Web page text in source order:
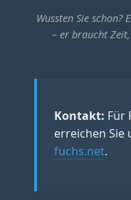
Wussten Sie
– er braucht
Kontakt: Für
erreichen Sie
fuchs.net.